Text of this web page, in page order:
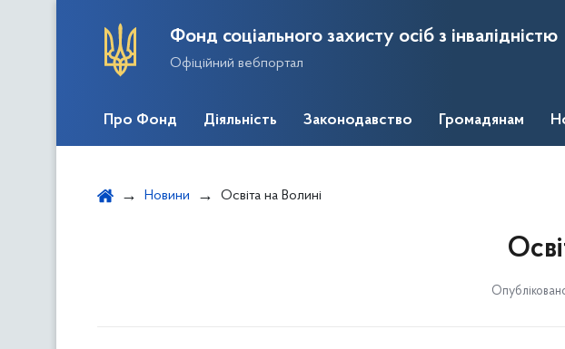
Фонд соціального захисту осіб з інвалідністю
Офіційний вебпортал
Про Фонд Діяльність Законодавство Громадянам
Новини Освіта на Волині